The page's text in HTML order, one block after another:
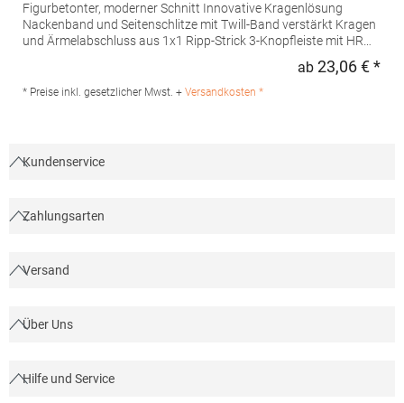
Figurbetonter, moderner Schnitt Innovative Kragenlösung
Nackenband und Seitenschlitze mit Twill-Band verstärkt Kragen
und Ärmelabschluss aus 1x1 Ripp-Strick 3-Knopfleiste mit HRM-
waschbarTrockner geeignetGrammatur: 180
textil.de
ab 23,06 € *
* Preise inkl. gesetzlicher Mwst. + Versandkosten *
Kundenservice
Zahlungsarten
Versand
Über Uns
Hilfe und Service